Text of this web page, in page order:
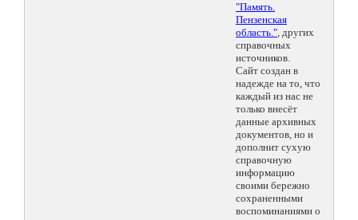
"Память.
Пензенская
область.", других
справочных
источников.
Сайт создан в
надежде на то, что
каждый из нас не
только внесёт
данные архивных
документов, но и
дополнит сухую
справочную
информацию
своими бережно
сохраненными
воспоминаниями о